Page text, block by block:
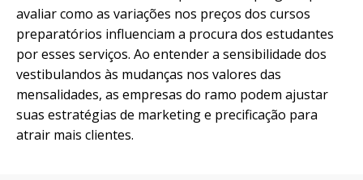
avaliar como as variações nos preços dos cursos
preparatórios influenciam a procura dos estudantes
por esses serviços. Ao entender a sensibilidade dos
vestibulandos às mudanças nos valores das
mensalidades, as empresas do ramo podem ajustar
suas estratégias de marketing e precificação para
atrair mais clientes.